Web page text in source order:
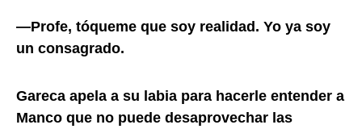
—Profe, tóqueme que soy realidad. Yo ya soy
un consagrado.
Gareca apela a su labia para hacerle entender a
Manco que no puede desaprovechar las